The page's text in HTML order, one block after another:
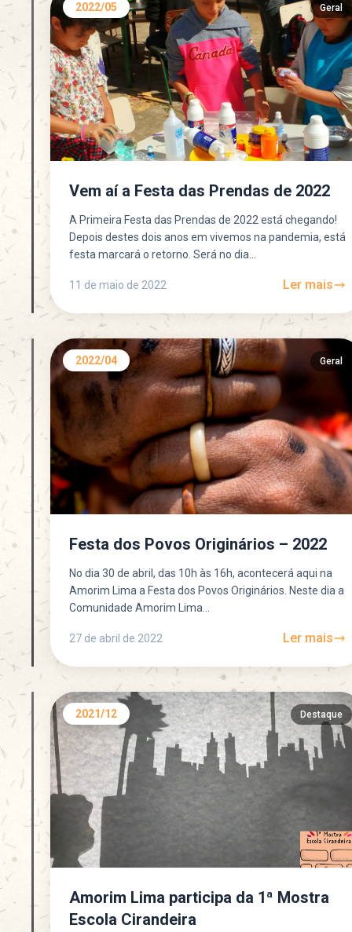
2022/05 Geral
Vem aí a Festa das Prendas de 2022
A Primeira Festa das Prendas de 2022 está chegando!
Depois destes dois anos em vivemos na pandemia, está
festa marcará o retorno. Será no dia...
11 de maio de 2022 Ler mais
2022/04 Geral
Festa dos Povos Originários – 2022
No dia 30 de abril, das 10h às 16h, acontecerá aqui na
Amorim Lima a Festa dos Povos Originários. Neste dia a
Comunidade Amorim Lima...
27 de abril de 2022 Ler mais
2021/12 Destaque
Amorim Lima participa da 1ª Mostra
Escola Cirandeira